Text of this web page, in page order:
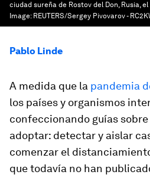
ciudad sureña de Rostov del Don, Rusia,
Image: REUTERS/Sergey Pivovarov -
Pablo Linde
A medida que la pandemia
los países y organismos
confeccionando guías
adoptar: detectar y aislar
comenzar el
que todavía no han